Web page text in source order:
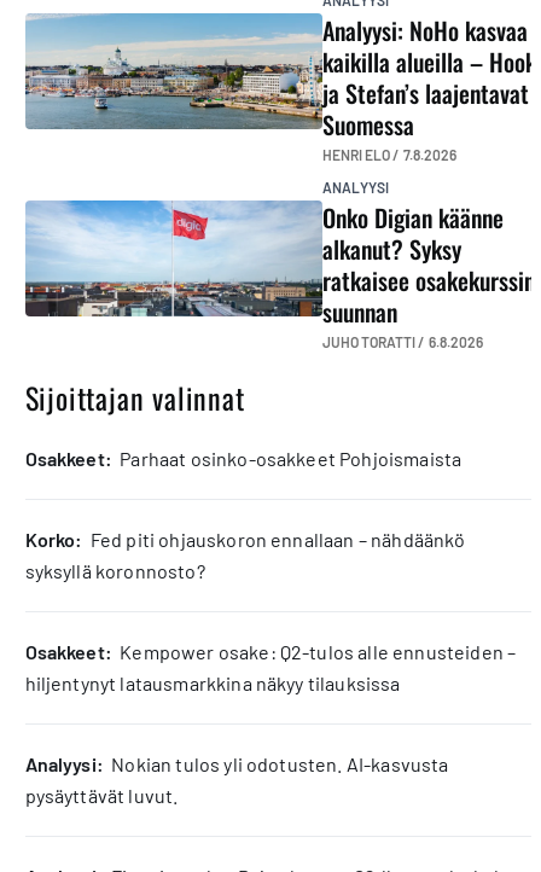
Analyysi: NoHo kasvaa
kaikilla alueilla – Hook
ja Stefan’s laajentavat
Suomessa
HENRI ELO / 7.8.2026
ANALYYSI
Onko Digian käänne
alkanut? Syksy
ratkaisee osakekurssin
suunnan
JUHO TORATTI / 6.8.2026
Sijoittajan valinnat
osakkeet: Parhaat osinko-osakkeet Pohjoismaista
korko: Fed piti ohjauskoron ennallaan – nähdäänkö
syksyllä koronnosto?
osakkeet: Kempower osake: Q2-tulos alle ennusteiden –
hiljentynyt latausmarkkina näkyy tilauksissa
analyysi: Nokian tulos yli odotusten. AI-kasvusta
pysäyttävät luvut.